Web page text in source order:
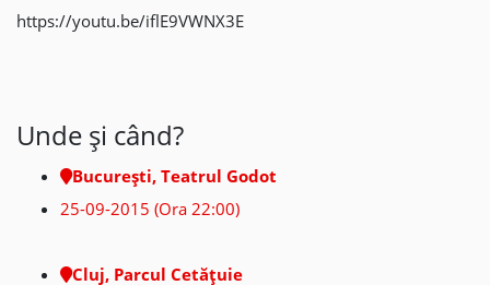
https://youtu.be/iflE9VWNX3E
Unde şi când?
București, Teatrul Godot
25-09-2015 (Ora 22:00)
Cluj, Parcul Cetățuie